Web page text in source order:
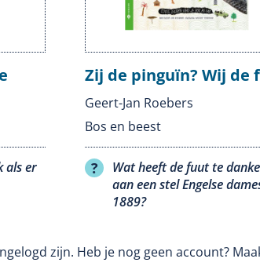
als er
Zij de pinguïn? Wij de
Geert-Jan Roebers
Bos en beest
Wat heeft de fuut te
aan een stel Engelse
1889?
zijn. Heb je nog geen account?